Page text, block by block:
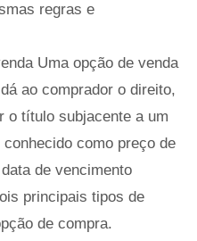
regras e
Uma opção de venda
ao comprador o direito,
o título subjacente a um
como preço de
de vencimento
principais tipos de
de compra.